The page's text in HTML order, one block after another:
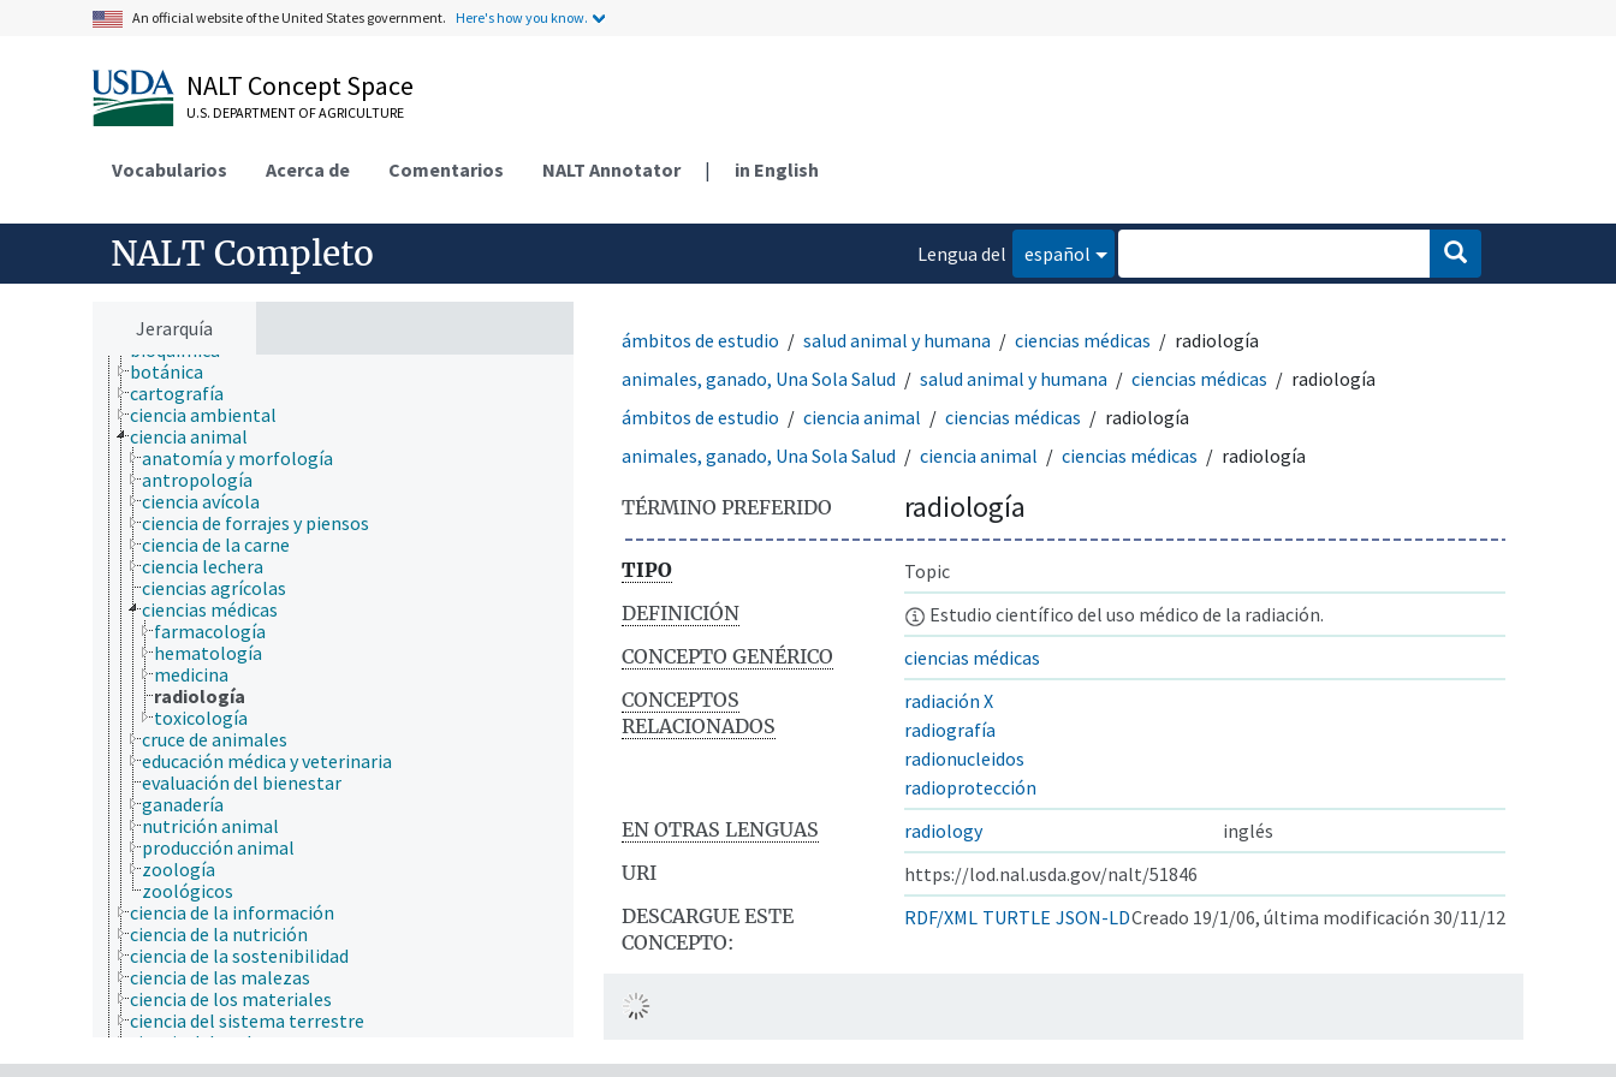
An official website of the United States government. Here's how you know.
NALT Concept Space
U.S. DEPARTMENT OF AGRICULTURE
Vocabularios Acerca de Comentarios NALT Annotator | in English
NALT Completo
Lengua del
español
Jerarquía
ámbitos de estudio
acuicultura
aerobiología
agricultura
ambiente
bioinformática
biología celular
biología de los insectos
biología estructural
biología evolutiva
biología molecular
bioquímica
botánica
cartografía
ciencia ambiental
ciencia animal
anatomía y morfología
antropología
ciencia avícola
ciencia de forrajes y piensos
ciencia de la carne
ciencia lechera
ciencias agrícolas
ciencias médicas
farmacología
hematología
medicina
radiología
toxicología
cruce de animales
educación médica y veterinaria
evaluación del bienestar
ganadería
nutrición animal
producción animal
zoología
zoológicos
ciencia de la información
ciencia de la nutrición
ciencia de la sostenibilidad
ciencia de las malezas
ciencia de los materiales
ciencia del sistema terrestre
ciencia del suelo
ciencia y tecnología geoespaciales
ámbitos de estudio salud animal y humana ciencias médicas
radiología
animales, ganado, Una Sola Salud
salud animal y humana ciencias médicas
radiología
ámbitos de estudio
ciencia animal ciencias médicas
radiología
animales, ganado, Una Sola Salud
ciencia animal ciencias médicas radiología
TÉRMINO PREFERIDO radiología
TIPO
Topic
DEFINICIÓN
Estudio científico del uso médico de la radiación.
CONCEPTO GENÉRICO
ciencias médicas
CONCEPTOS
RELACIONADOS
radiación X
radiografía
radionucleidos
radioprotección
EN OTRAS LENGUAS
radiology
inglés
URI
https://lod.nal.usda.gov/nalt/51846
DESCARGUE ESTE
CONCEPTO:
RDF/XML TURTLE JSON-LDCreado 19/1/06, última modificación 30/11/12